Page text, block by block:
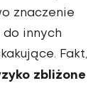
znaczenie
innych
Fakt,
zbliżone